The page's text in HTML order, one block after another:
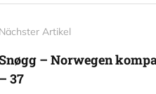
Artikel
– Norwegen
37